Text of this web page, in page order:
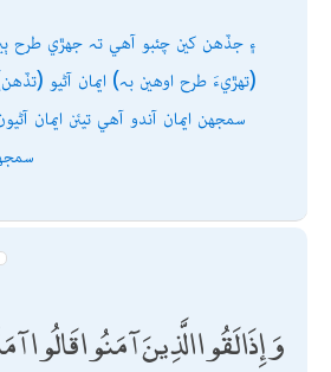
۽ جڏھن کين چئبو آھي تہ جھڙي طرح
(تھڙيءَ طرح اوھين بہ) ايمان آڻيو
سمجھن ايمان آندو آھي تيئن ايمان
وَإِذَا لَقُوا الَّذِينَ آمَنُوا قَالُوا